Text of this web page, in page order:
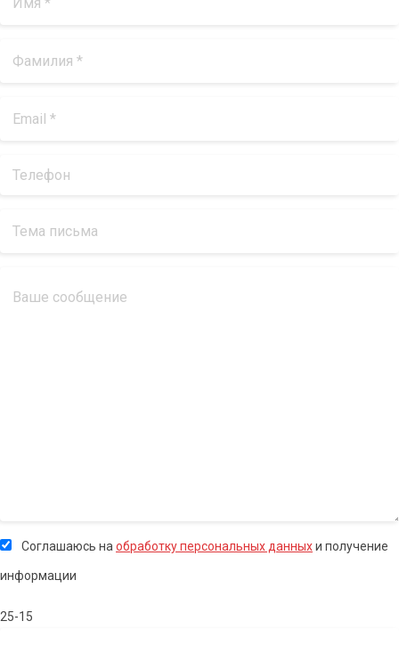
Соглашаюсь на обработку персональных данныхи получение
информации
25-15